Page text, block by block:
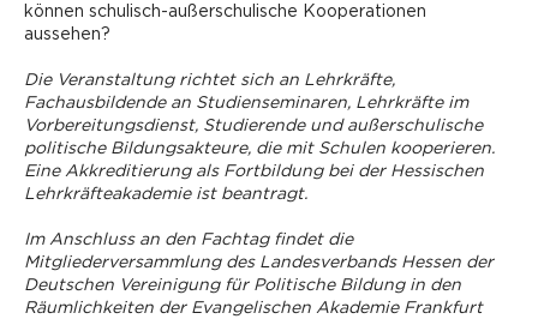
können schulisch-außerschulische Kooperationen
aussehen?
Die Veranstaltung richtet sich an Lehrkräfte,
Fachausbildende an Studienseminaren, Lehrkräfte im
Vorbereitungsdienst, ­Studierende und außerschulische
politische Bildungsakteure, die mit Schulen kooperieren.
Eine Akkreditierung als Fortbildung bei der Hessischen
Lehrkräfteakademie ist beantragt.
Im Anschluss an den Fachtag findet die
Mitgliederversammlung des Landesverbands Hessen der
Deutschen Vereinigung für Politische Bildung in den
Räumlichkeiten der Evangelischen Akademie Frankfurt